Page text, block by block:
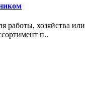
хозяйства или
п..